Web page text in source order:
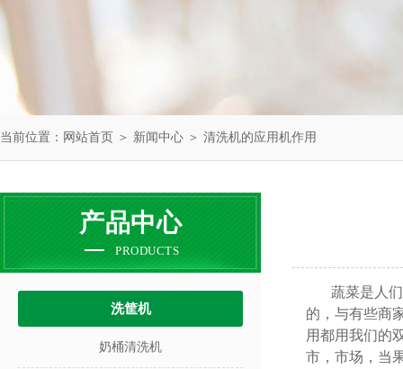
当前位置： 网站首页 ＞ 新闻中心 ＞ 清洗机的应用机作用
产品中心
PRODUCTS
洗筐机
奶桶清洗机
蔬菜是人
的，与有些商
用都用我们的
市，市场，当